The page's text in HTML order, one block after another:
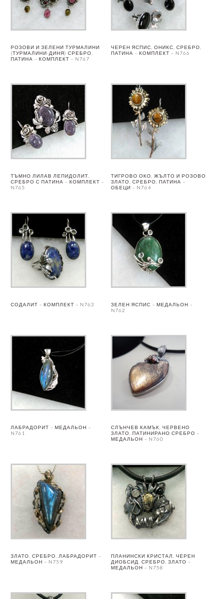
РОЗОВИ И ЗЕЛЕНИ ТУРМАЛИНИ
(ТУРМАЛИНИ-ДИНЯ) СРЕБРО,
ПАТИНА – КОМПЛЕКТ – N767
ЧЕРЕН ЯСПИС, ОНИКС, СРЕБРО,
ПАТИНА – КОМПЛЕКТ – N766
ТЪМНО ЛИЛАВ ЛЕПИДОЛИТ,
СРЕБРО С ПАТИНА – КОМПЛЕКТ –
N765
ТИГРОВО ОКО, ЖЪЛТО И РОЗОВО
ЗЛАТО, СРЕБРО, ПАТИНА –
ОБЕЦИ – N764
СОДАЛИТ – КОМПЛЕКТ – N763
ЗЕЛЕН ЯСПИС – МЕДАЛЬОН –
N762
ЛАБРАДОРИТ – МЕДАЛЬОН –
N761
СЛЪНЧЕВ КАМЪК, ЧЕРВЕНО
ЗЛАТО, ПАТИНИРАНО СРЕБРО –
МЕДАЛЬОН – N760
ЗЛАТО, СРЕБРО, ЛАБРАДОРИТ –
МЕДАЛЬОН – N759
ПЛАНИНСКИ КРИСТАЛ, ЧЕРЕН
ДИОБСИД, СРЕБРО, ЗЛАТО –
МЕДАЛЬОН – N758